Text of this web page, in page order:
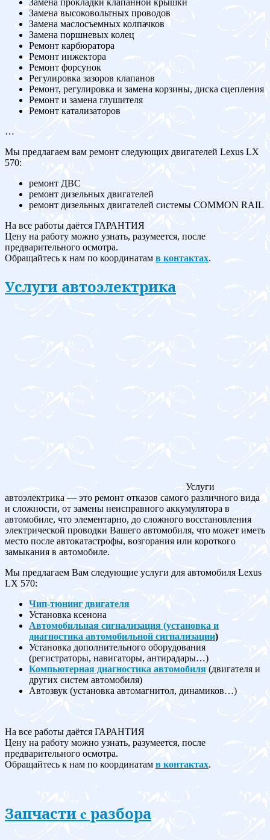
Замена прокладки клапанной крышки
Замена высоковольтных проводов
Замена маслосъемных колпачков
Замена поршневых колец
Ремонт карбюратора
Ремонт инжектора
Ремонт форсунок
Регулировка зазоров клапанов
Ремонт, регулировка и замена корзины, диска сцепления
Ремонт и замена глушителя
Ремонт катализаторов
…
Мы предлагаем вам ремонт следующих двигателей Lexus LX
570:
ремонт ДВС
ремонт дизельных двигателей
ремонт дизельных двигателей системы COMMON RAIL
На все работы даётся ГАРАНТИЯ
Цену на работу можно узнать, разумеется, после
предварительного осмотра.
Обращайтесь к нам по координатам в контактах.
Услуги автоэлектрика
Услуги
автоэлектрика — это ремонт отказов самого различного вида
и сложности, от замены неисправного аккумулятора в
автомобиле, что элементарно, до сложного восстановления
электрической проводки Вашего автомобиля, что может иметь
место после автокатастрофы, возгорания или короткого
замыкания в автомобиле.
Мы предлагаем Вам следующие услуги для автомобиля Lexus
LX 570:
Чип-тюнинг двигателя
Установка ксенона
Автомобильная сигнализация (установка и
диагностика автомобильной сигнализации)
Установка дополнительного оборудования
(регистраторы, навигаторы, антирадары…)
Компьютерная диагностика автомобиля (двигателя и
других систем автомобиля)
Автозвук (установка автомагнитол, динамиков…)
На все работы даётся ГАРАНТИЯ
Цену на работу можно узнать, разумеется, после
предварительного осмотра.
Обращайтесь к нам по координатам в контактах.
Запчасти c разбора